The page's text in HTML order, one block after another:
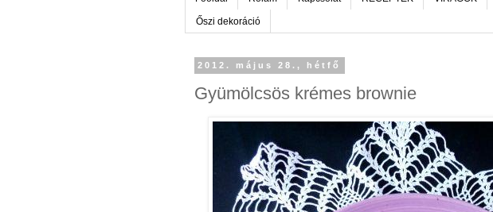
Őszi dekoráció
2012. május 28., hétfő
Gyümölcsös krémes brownie